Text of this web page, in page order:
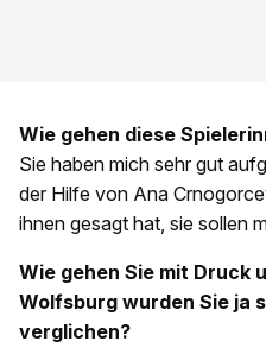
Wie gehen diese
Sie haben mich sehr gut
der Hilfe von Ana
ihnen gesagt hat, sie sollen
Wie gehen Sie mit Druck
Wolfsburg wurden Sie ja
verglichen?